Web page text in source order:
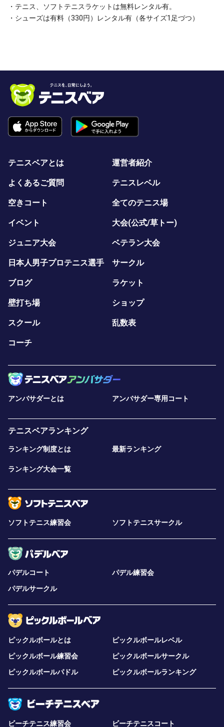
・テニス、ソフトテニスラケットは無料レンタル有。
・シューズは有料（330円）レンタル有（各サイズ1足づつ）
テニスベアとは 運営者紹介
よくあるご質問 テニスレベル
空きコート 全てのテニス場
イベント 大会(公式/草トー)
ジュニア大会 ベテラン大会
日本人男子プロテニス選手 サークル
ブログ ラケット
壁打ち場 ショップ
スクール 乱数表
コーチ
アンバサダーとは アンバサダー専用コート
テニスベアランキング
ランキング制度とは 最新ランキング
ランキング大会一覧
ソフトテニス練習会 ソフトテニスサークル
パデルコート
パデル練習会
パデルサークル
ピックルボールとは
ピックルボールレベル
ピックルボール練習会
ピックルボールサークル
ピックルボールパドル
ピックルボールランキング
ビーチテニス練習会
ビーチテニスコート